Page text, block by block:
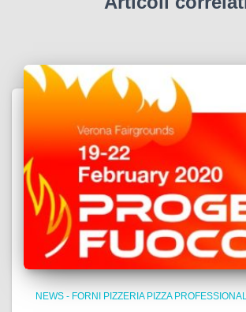
NEWS - FORNI PIZZERIA PIZZA